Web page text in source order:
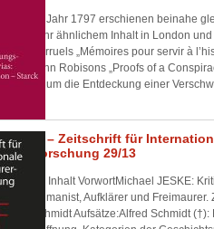
Im Jahr 1797 erschienen beinahe
sehr ähnlichem Inhalt in London
Barruels „Mémoires pour servir à
John Robisons „Proofs of a
es um die Entdeckung einer
IF – Zeitschrift für
Forschung 29/13
Inhalt VorwortMichael JESKE:
Humanist, Aufklärer und Freimaurer.
Schmidt Aufsätze:Alfred Schmidt